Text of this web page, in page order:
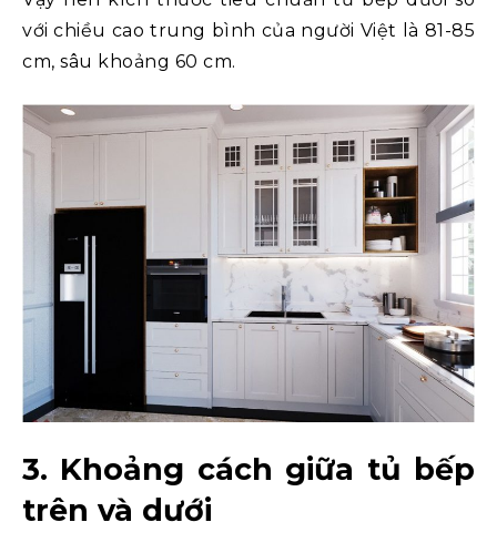
với chiều cao trung bình của người Việt là 81-85
cm, sâu khoảng 60 cm.
3. Khoảng cách giữa tủ bếp
trên và dưới